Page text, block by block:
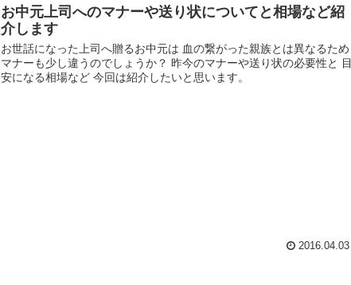
お中元上司へのマナーや送り状についてと相場など紹
介します
お世話になった上司へ贈るお中元は 血の繋がった親族とは異なるため
マナーも少し違うのでしょうか？ 昨今のマナーや送り状の必要性と 目
安になる相場など 今回は紹介したいと思います。
2016.04.03